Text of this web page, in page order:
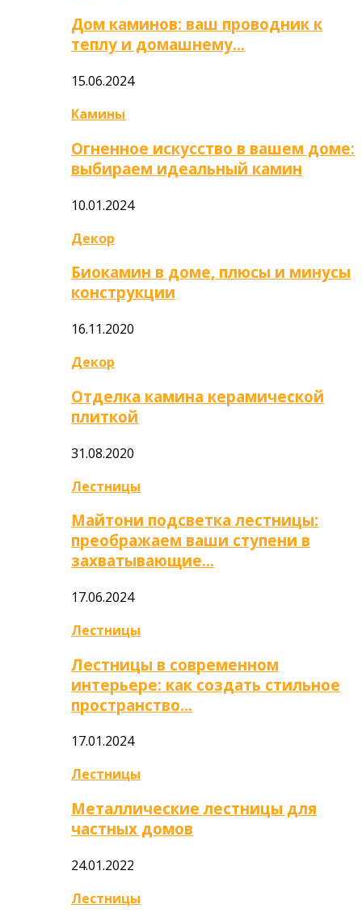
Дом каминов: ваш проводник к
теплу и домашнему…
15.06.2024
Камины
Огненное искусство в вашем доме:
выбираем идеальный камин
10.01.2024
Декор
Биокамин в доме, плюсы и минусы
конструкции
16.11.2020
Декор
Отделка камина керамической
плиткой
31.08.2020
Лестницы
Майтони подсветка лестницы:
преображаем ваши ступени в
захватывающие…
17.06.2024
Лестницы
Лестницы в современном
интерьере: как создать стильное
пространство…
17.01.2024
Лестницы
Металлические лестницы для
частных домов
24.01.2022
Лестницы